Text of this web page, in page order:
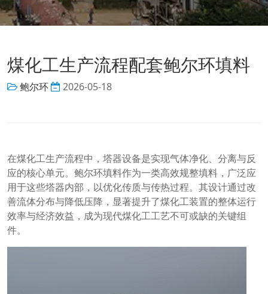
煤化工生产流程配套鲍尔环填料
鲍尔环 2026-05-18
在煤化工生产流程中，塔器设备是实现气体净化、分离与反
应的核心单元。鲍尔环填料作为一类高效规整填料，广泛应
用于这些塔器内部，以优化传质与传热过程。其设计通过改
善流体分布与降低压降，显著提升了煤化工装置的整体运行
效率与经济效益，成为现代煤化工工艺不可或缺的关键组
件。